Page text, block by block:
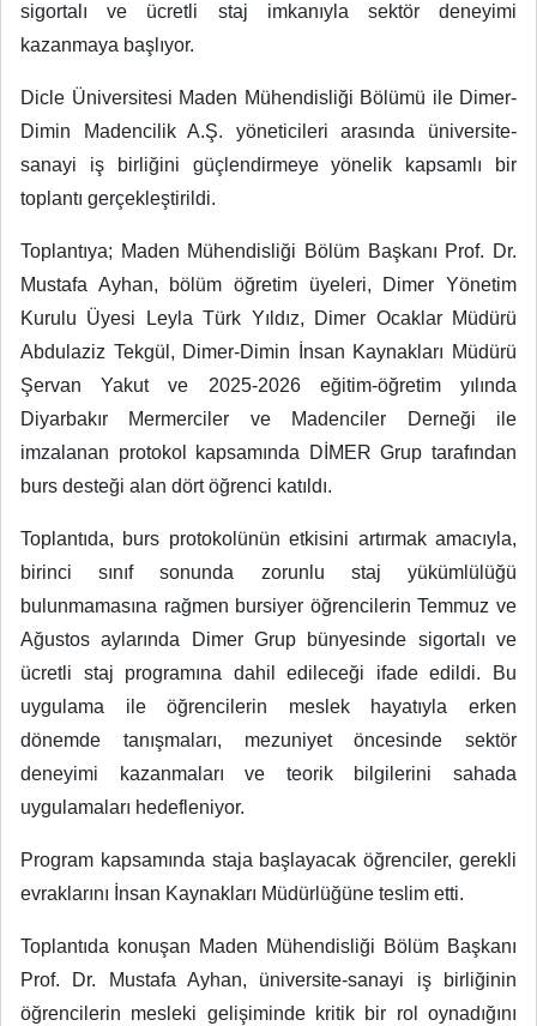
sigortalı ve ücretli staj imkanıyla sektör deneyimi
kazanmaya başlıyor.
Dicle Üniversitesi Maden Mühendisliği Bölümü ile Dimer-
Dimin Madencilik A.Ş. yöneticileri arasında üniversite-
sanayi iş birliğini güçlendirmeye yönelik kapsamlı bir
toplantı gerçekleştirildi.
Toplantıya; Maden Mühendisliği Bölüm Başkanı Prof. Dr.
Mustafa Ayhan, bölüm öğretim üyeleri, Dimer Yönetim
Kurulu Üyesi Leyla Türk Yıldız, Dimer Ocaklar Müdürü
Abdulaziz Tekgül, Dimer-Dimin İnsan Kaynakları Müdürü
Şervan Yakut ve 2025-2026 eğitim-öğretim yılında
Diyarbakır Mermerciler ve Madenciler Derneği ile
imzalanan protokol kapsamında DİMER Grup tarafından
burs desteği alan dört öğrenci katıldı.
Toplantıda, burs protokolünün etkisini artırmak amacıyla,
birinci sınıf sonunda zorunlu staj yükümlülüğü
bulunmamasına rağmen bursiyer öğrencilerin Temmuz ve
Ağustos aylarında Dimer Grup bünyesinde sigortalı ve
ücretli staj programına dahil edileceği ifade edildi. Bu
uygulama ile öğrencilerin meslek hayatıyla erken
dönemde tanışmaları, mezuniyet öncesinde sektör
deneyimi kazanmaları ve teorik bilgilerini sahada
uygulamaları hedefleniyor.
Program kapsamında staja başlayacak öğrenciler, gerekli
evraklarını İnsan Kaynakları Müdürlüğüne teslim etti.
Toplantıda konuşan Maden Mühendisliği Bölüm Başkanı
Prof. Dr. Mustafa Ayhan, üniversite-sanayi iş birliğinin
öğrencilerin mesleki gelişiminde kritik bir rol oynadığını